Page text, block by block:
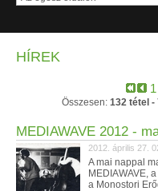
HÍREK
1
Összesen: 132 tétel -
MEDIAWAVE 2012 -
2012. április 27.
A mai nappal
MEDIAWAVE,
a Monostori